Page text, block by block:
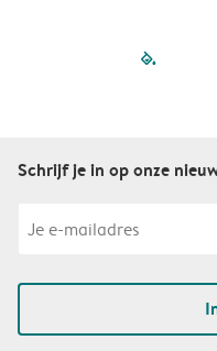
Schrijf je in op onze